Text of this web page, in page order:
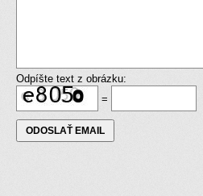
Odpíšte text z obrázku:
=